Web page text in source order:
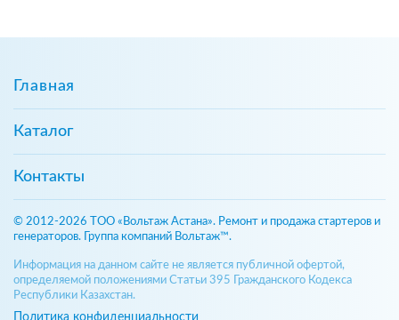
Главная
Каталог
Контакты
© 2012-2026 ТОО «Вольтаж Астана». Ремонт и продажа стартеров и
генераторов. Группа компаний Вольтаж™.
Информация на данном сайте не является публичной офертой,
определяемой положениями Статьи 395 Гражданского Кодекса
Республики Казахстан.
Политика конфиденциальности